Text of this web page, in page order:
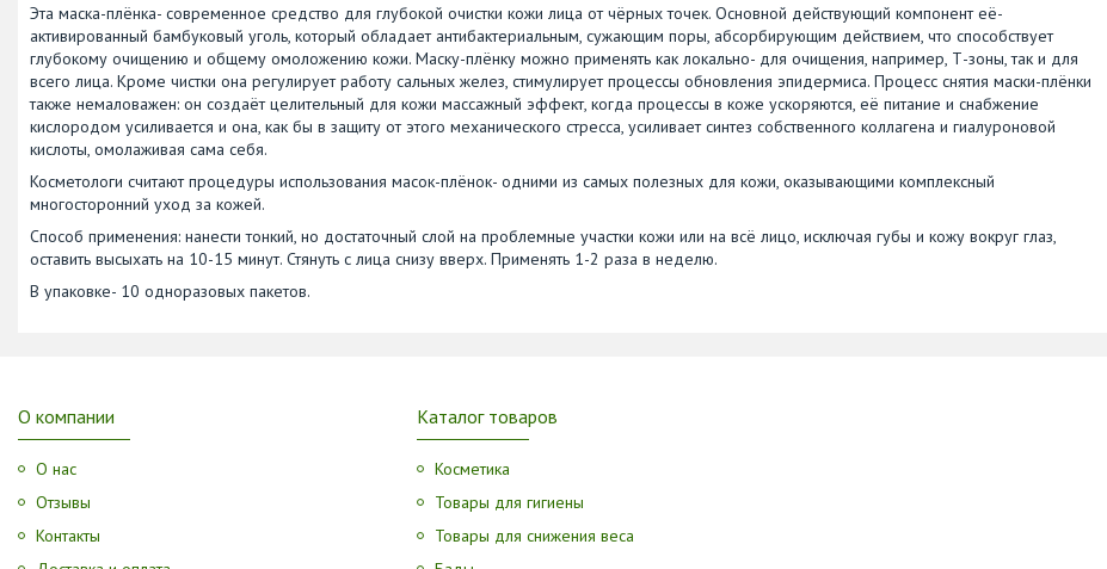
Эта маска-плёнка- современное средство для глубокой очистки кожи лица от чёрных точек. Основной действующий компонент её-
активированный бамбуковый уголь, который обладает антибактериальным, сужающим поры, абсорбирующим действием, что способствует
глубокому очищению и общему омоложению кожи. Маску-плёнку можно применять как локально- для очищения, например, Т-зоны, так и для
всего лица. Кроме чистки она регулирует работу сальных желез, стимулирует процессы обновления эпидермиса. Процесс снятия маски-плёнки
также немаловажен: он создаёт целительный для кожи массажный эффект, когда процессы в коже ускоряются, её питание и снабжение
кислородом усиливается и она, как бы в защиту от этого механического стресса, усиливает синтез собственного коллагена и гиалуроновой
кислоты, омолаживая сама себя.
Косметологи считают процедуры использования масок-плёнок- одними из самых полезных для кожи, оказывающими комплексный
многосторонний уход за кожей.
Способ применения: нанести тонкий, но достаточный слой на проблемные участки кожи или на всё лицо, исключая губы и кожу вокруг глаз,
оставить высыхать на 10-15 минут. Стянуть с лица снизу вверх. Применять 1-2 раза в неделю.
В упаковке- 10 одноразовых пакетов.
О компании
О нас
Отзывы
Контакты
Каталог товаров
Косметика
Товары для гигиены
Товары для снижения веса